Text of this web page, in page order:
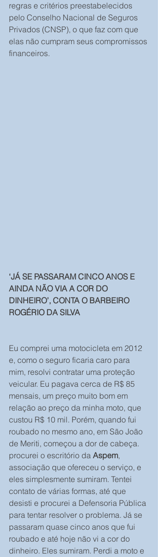
regras e critérios preestabelecidos
pelo Conselho Nacional de Seguros
Privados (CNSP), o que faz com que
elas não cumpram seus compromissos
financeiros.
‘JÁ SE PASSARAM CINCO ANOS E
AINDA NÃO VIA A COR DO
DINHEIRO’, CONTA O BARBEIRO
ROGÉRIO DA SILVA
Eu comprei uma motocicleta em 2012
e, como o seguro ficaria caro para
mim, resolvi contratar uma proteção
veicular. Eu pagava cerca de R$ 85
mensais, um preço muito bom em
relação ao preço da minha moto, que
custou R$ 10 mil. Porém, quando fui
roubado no mesmo ano, em São João
de Meriti, começou a dor de cabeça.
procurei o escritório da Aspem,
associação que ofereceu o serviço, e
eles simplesmente sumiram. Tentei
contato de várias formas, até que
desisti e procurei a Defensoria Pública
para tentar resolver o problema. Já se
passaram quase cinco anos que fui
roubado e até hoje não vi a cor do
dinheiro. Eles sumiram. Perdi a moto e